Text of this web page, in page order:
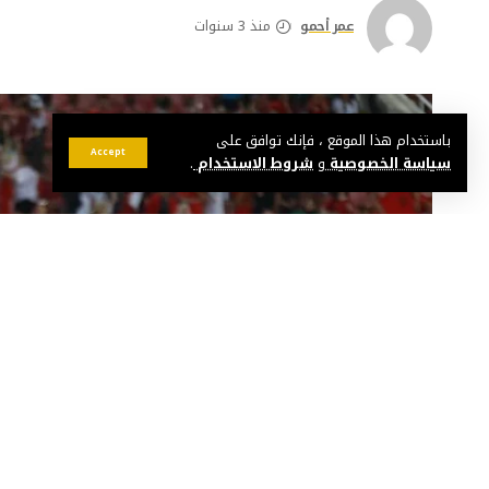
باستخدام هذا الموقع ، فإنك توافق على
سياسة الخصوصيةو شروط الاستخدام.
Accept
عمر أحمو منذ 3 سنوات